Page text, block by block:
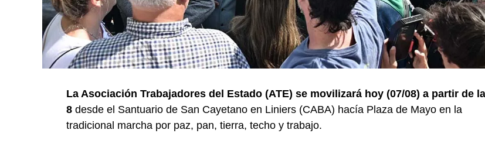
La Asociación Trabajadores del Estado (ATE) se movilizará hoy (07/08) a partir de
8 desde el Santuario de San Cayetano en Liniers (CABA) hacía Plaza de Mayo en la
tradicional marcha por paz, pan, tierra, techo y trabajo.